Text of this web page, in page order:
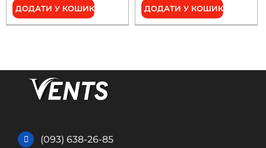
ДОДАТИ У КОШИК ДОДАТИ У КОШИК
(093) 638-26-85